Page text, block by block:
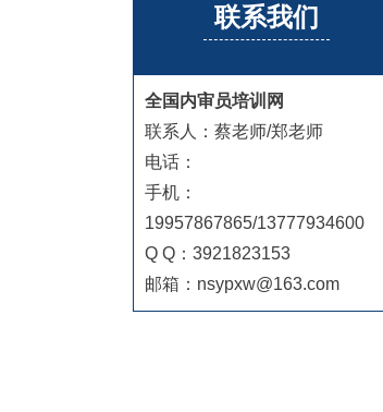
联系我们
全国内审员培训网
联系人：蔡老师/郑老师
电话：
手机：
19957867865/13777934600
Q Q：3921823153
邮箱：nsypxw@163.com